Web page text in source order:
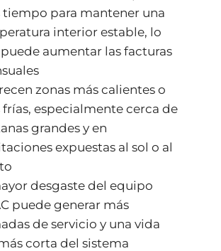
tiempo para mantener una
interior estable, lo
aumentar las facturas
zonas más calientes o
frías, especialmente cerca de
grandes y en
expuestas al sol o al
desgaste del equipo
puede generar más
de servicio y una vida
corta del sistema